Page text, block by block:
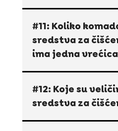
#11: Koliko
sredstva za
ima jedna
#12: Koje su
sredstva za